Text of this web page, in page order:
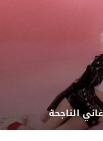
الناجحة